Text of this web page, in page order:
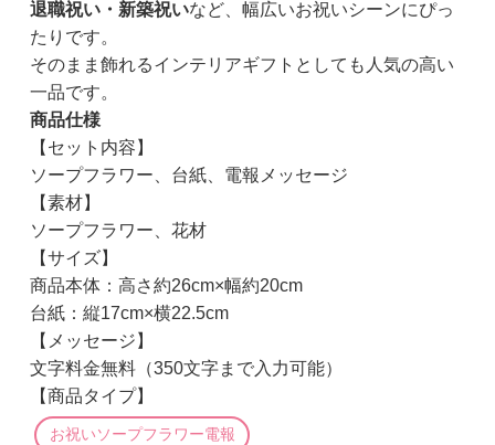
退職祝い・新築祝いなど、幅広いお祝いシーンにぴっ
たりです。
そのまま飾れるインテリアギフトとしても人気の高い
一品です。
商品仕様
【セット内容】
ソープフラワー、台紙、電報メッセージ
【素材】
ソープフラワー、花材
【サイズ】
商品本体：高さ約26cm×幅約20cm
台紙：縦17cm×横22.5cm
【メッセージ】
文字料金無料（350文字まで入力可能）
【商品タイプ】
お祝いソープフラワー電報